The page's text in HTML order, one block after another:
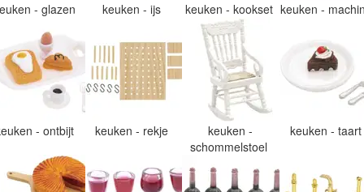
- glazen keuken - ijs keuken - kookset keuken -
- ontbijt keuken - rekje
keuken -
schommelstoel
keuken -